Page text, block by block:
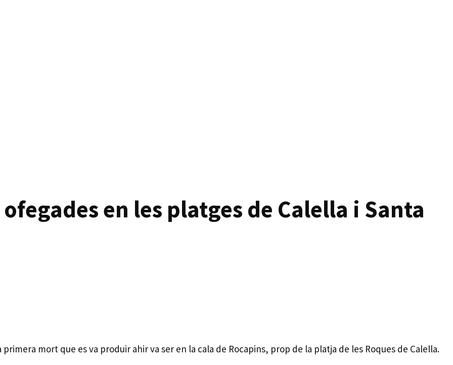
ofegades en les platges de Calella i Santa
mort que es va produir ahir va ser en la cala de Rocapins, prop de la platja de les Roques de Calella.